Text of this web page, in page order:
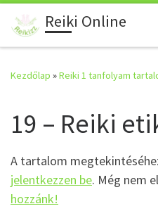
Skip to content
Reiki Online
Kezdőlap »Reiki 1 tanfolyam
19 – Reiki
A tartalom
jelentkezzen be. Még nem
hozzánk!